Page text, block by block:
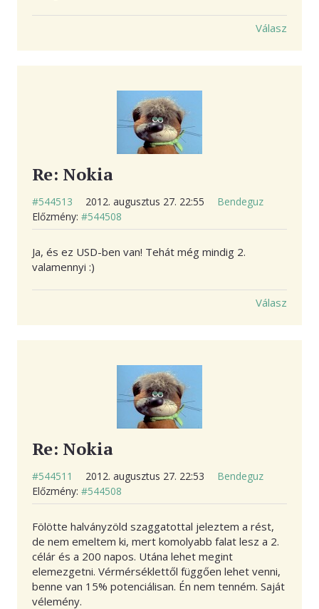
Válasz
Re: Nokia
#544513 2012. augusztus 27. 22:55
Bendeguz
Előzmény: #544508
Ja, és ez USD-ben van! Tehát még mindig 2.
valamennyi :)
Válasz
Re: Nokia
#544511 2012. augusztus 27. 22:53
Bendeguz
Előzmény: #544508
Fölötte halványzöld szaggatottal jeleztem a rést,
de nem emeltem ki, mert komolyabb falat lesz a 2.
célár és a 200 napos. Utána lehet megint
elemezgetni. Vérmérséklettől függően lehet venni,
benne van 15% potenciálisan. Én nem tenném. Saját
vélemény.